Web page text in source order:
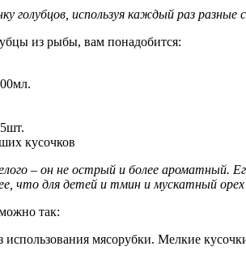
голубцов, используя каждый раз
из рыбы, вам понадобится:
кусочков
– он не острый и более
что для детей и тмин и мускатный орех
так:
мясорубки. Мелкие